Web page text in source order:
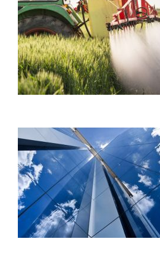
de
l'usage
des
pesticides
Appels
contre
les
jugements
relatifs
à
la